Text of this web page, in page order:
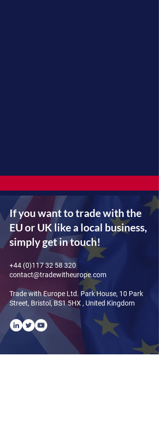
If you want to trade with the
EU or UK like a local business,
simply get in touch!
+44 (0)117 32 58 320
contact@tradewitheurope.com
Trade with Europe Ltd. Park House, 10 Park
Street, Bristol, BS1 5HX , United Kingdom